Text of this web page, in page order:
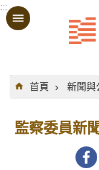
跳到主要內容區塊
:::
:::
首頁
新聞與
監察委員新